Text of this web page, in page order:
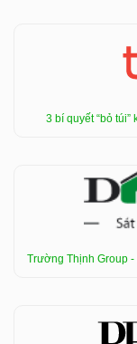
3 bí quyết “bỏ
Trường Thịnh Group